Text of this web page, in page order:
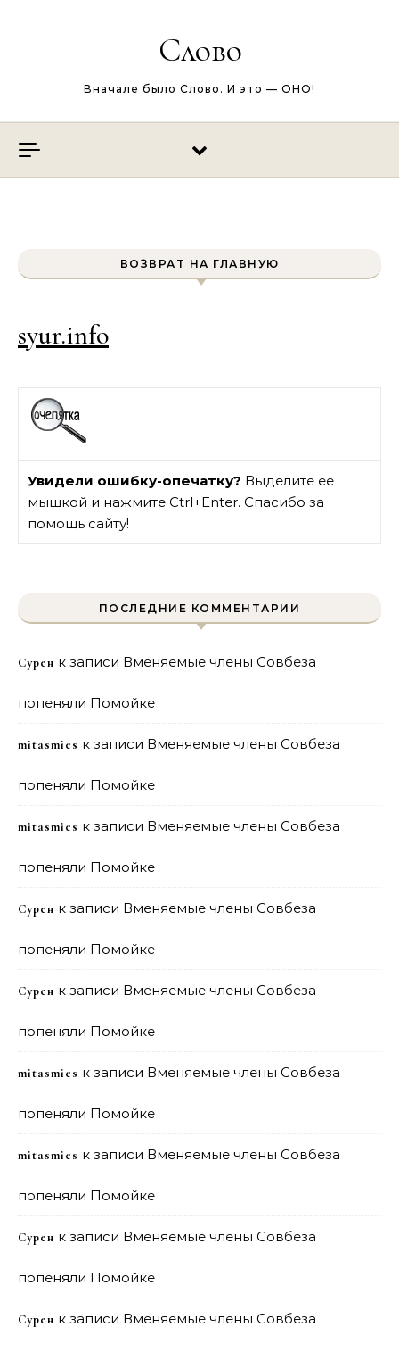
Слово
Вначале было Слово. И это — ОНО!
ВОЗВРАТ НА ГЛАВНУЮ
syur.info
Увидели ошибку-опечатку? Выделите ее
мышкой и нажмите Ctrl+Enter. Спасибо за
помощь сайту!
ПОСЛЕДНИЕ КОММЕНТАРИИ
Сурен к записи Вменяемые члены Совбеза
попеняли Помойке
mitasmies к записи Вменяемые члены Совбеза
попеняли Помойке
mitasmies к записи Вменяемые члены Совбеза
попеняли Помойке
Сурен к записи Вменяемые члены Совбеза
попеняли Помойке
Сурен к записи Вменяемые члены Совбеза
попеняли Помойке
mitasmies к записи Вменяемые члены Совбеза
попеняли Помойке
mitasmies к записи Вменяемые члены Совбеза
попеняли Помойке
Сурен к записи Вменяемые члены Совбеза
попеняли Помойке
Сурен к записи Вменяемые члены Совбеза